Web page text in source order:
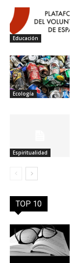
Educación
Ecología
Espiritualidad
TOP 10